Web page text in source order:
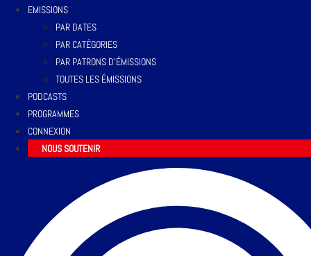
EMISSIONS
PAR DATES
PAR CATÉGORIES
PAR PATRONS D’ÉMISSIONS
TOUTES LES ÉMISSIONS
PODCASTS
PROGRAMMES
CONNEXION
NOUS SOUTENIR